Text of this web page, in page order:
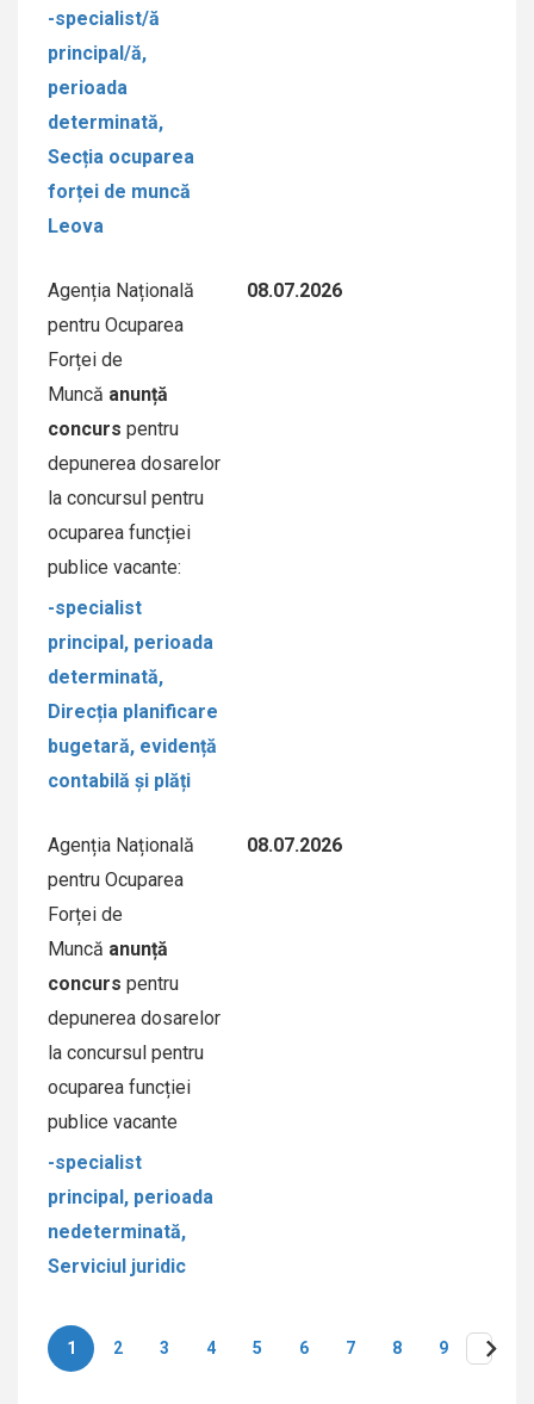
-specialist/ă
principal/ă,
perioada
determinată,
Secția ocuparea
forței de muncă
Leova
Agenția Națională
pentru Ocuparea
Forței de
Muncă anunță
concurs pentru
depunerea dosarelor
la concursul pentru
ocuparea funcției
publice vacante:
-specialist
principal, perioada
determinată,
Direcția planificare
bugetară, evidență
contabilă și plăți
08.07.2026
Agenția Națională
pentru Ocuparea
Forței de
Muncă anunță
concurs pentru
depunerea dosarelor
la concursul pentru
ocuparea funcției
publice vacante
-specialist
principal, perioada
nedeterminată,
Serviciul juridic
08.07.2026
Нумерация
1 2 3 4 5 6 7 8 9